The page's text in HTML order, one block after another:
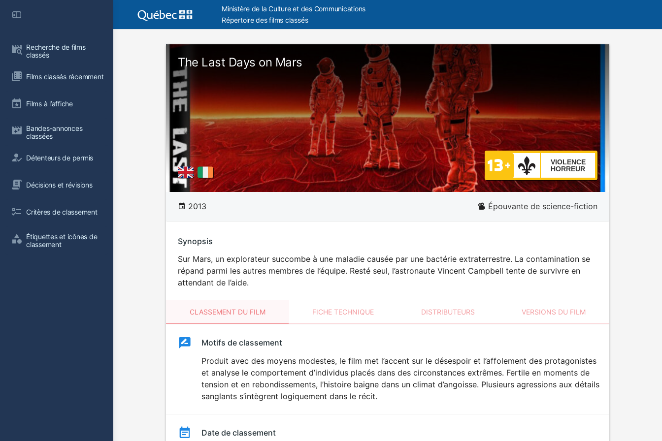
Recherche de films
classés
Films classés récemment
Films à l’affiche
Bandes-annonces
classées
Détenteurs de permis
Décisions et révisions
Critères de classement
Étiquettes et icônes de
classement
Ministère de la Culture et des Communications
Répertoire des films classés
The Last Days on Mars
VIOLENCE
HORREUR
2013 Épouvante de science-fiction
Synopsis
Sur Mars, un explorateur succombe à une maladie causée par une bactérie extraterrestre. La contamination se
répand parmi les autres membres de l’équipe. Resté seul, l’astronaute Vincent Campbell tente de survivre en
attendant de l’aide.
CLASSEMENT DU FILM FICHE TECHNIQUE DISTRIBUTEURS VERSIONS DU FILM
ClassementClassement
VIOLENCE
HORREUR
Motifs de classement
Produit avec des moyens modestes, le film met l’accent sur le désespoir et l’affolement des protagonistes
et analyse le comportement d’individus placés dans des circonstances extrêmes. Fertile en moments de
tension et en rebondissements, l’histoire baigne dans un climat d’angoisse. Plusieurs agressions aux détails
sanglants s’intègrent logiquement dans le récit.
Date de classement